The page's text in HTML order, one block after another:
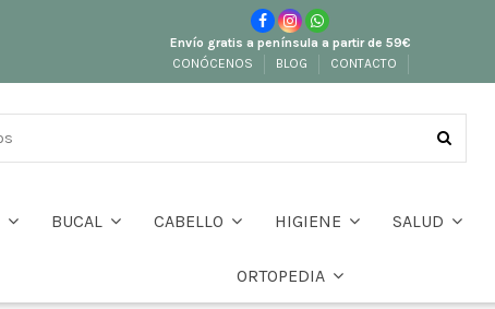
Envío gratis a península a partir de 59€
CONÓCENOS
BLOG CONTACTO
BUCAL CABELLO HIGIENE SALUD
ORTOPEDIA